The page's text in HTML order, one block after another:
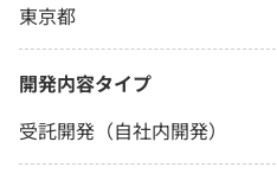
東京都
開発内容タイプ
受託開発（自社内開発）